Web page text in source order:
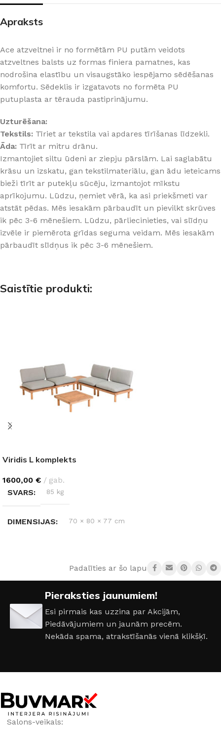
Apraksts
Ace atzveltnei ir no formētām PU putām veidots
atzveltnes balsts uz formas finiera pamatnes, kas
nodrošina elastību un visaugstāko iespējamo sēdēšanas
komfortu. Sēdeklis ir izgatavots no formēta PU
putuplasta ar tērauda pastiprinājumu.
Uzturēšana:
Tekstils: Tīriet ar tekstila vai apdares tīrīšanas līdzekli.
Āda: Tīrīt ar mitru drānu.
Izmantojiet siltu ūdeni ar ziepju pārslām. Lai saglabātu
krāsu un izskatu, gan tekstilmateriālu, gan ādu ieteicams
bieži tīrīt ar putekļu sūcēju, izmantojot mīkstu
aprīkojumu. Lūdzu, ņemiet vērā, ka asi priekšmeti var
atstāt pēdas. Mēs iesakām pārbaudīt un pievilkt skrūves
ik pēc 3-6 mēnešiem. Lūdzu, pārliecinieties, vai slīdņu
izvēle ir piemērota grīdas seguma veidam. Mēs iesakām
pārbaudīt slīdņus ik pēc 3-6 mēnešiem.
Saistītie produkti:
Viridis L komplekts
1600,00 €
gab.
SVARS
85 kg
DIMENSIJAS 70 × 80 × 77 cm
Padalīties ar šo lapu:
Pieraksties jaunumiem!
Esi pirmais kas uzzina par Akcijām,
Piedāvājumiem un jaunām precēm.
Nekāda spama, atrakstīšanās vienā klikšķī.
Salons-veikals: